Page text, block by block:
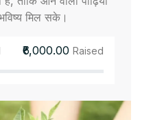
मिल सके।
₹6,000.00 Raised